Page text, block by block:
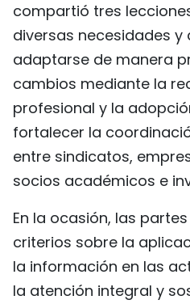
compartió tres
diversas necesidades y
adaptarse de manera
cambios mediante la
profesional y la
fortalecer la
entre sindicatos,
socios académicos e
En la ocasión, las
criterios sobre la
la información en las
la atención integral y